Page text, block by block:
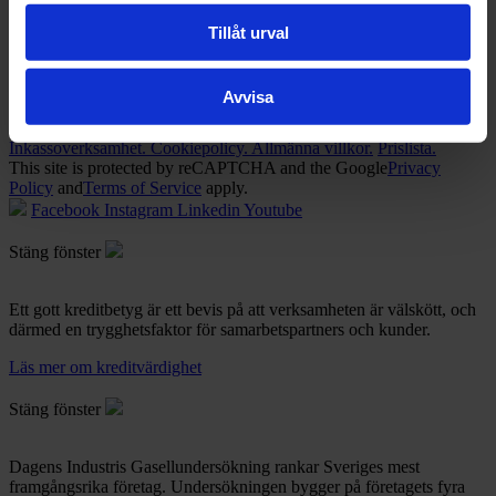
Tillåt urval
Avvisa
Kontakt
Våra medarbetare
Cookieinställningar
Copyright 2026. Integritetspolicy.Integritetspolicy
Inkassoverksamhet.Cookiepolicy.Allmänna villkor. Prislista.
This site is protected by reCAPTCHA and the GooglePrivacy
Policy andTerms of Service apply.
Facebook Instagram Linkedin Youtube
Stäng fönster
Ett gott kreditbetyg är ett bevis på att verksamheten är välskött, och
därmed en trygghetsfaktor för samarbetspartners och kunder.
Läs mer om kreditvärdighet
Stäng fönster
Dagens Industris Gasellundersökning rankar Sveriges mest
framgångsrika företag. Undersökningen bygger på företagets fyra